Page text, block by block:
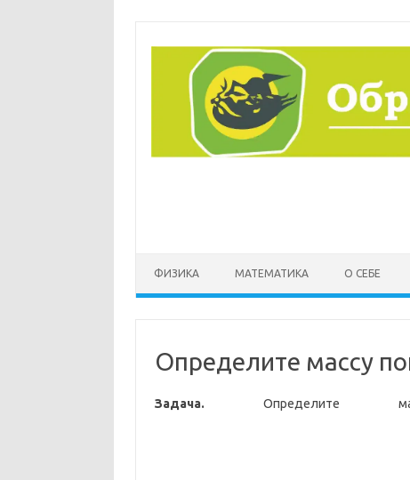
содержимому
ФИЗИКА МАТЕМАТИКА О СЕБЕ
Определите массу
Задача. Определите